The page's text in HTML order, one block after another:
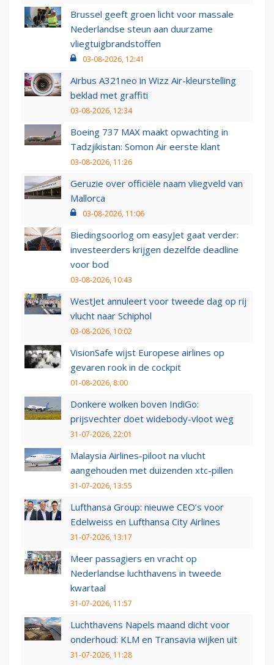
Brussel geeft groen licht voor massale
Nederlandse steun aan duurzame
vliegtuigbrandstoffen
03-08-2026, 12:41
Airbus A321neo in Wizz Air-kleurstelling
beklad met graffiti
03-08-2026, 12:34
Boeing 737 MAX maakt opwachting in
Tadzjikistan: Somon Air eerste klant
03-08-2026, 11:26
Geruzie over officiële naam vliegveld van
Mallorca
03-08-2026, 11:06
Biedingsoorlog om easyJet gaat verder:
investeerders krijgen dezelfde deadline
voor bod
03-08-2026, 10:43
WestJet annuleert voor tweede dag op rij
vlucht naar Schiphol
03-08-2026, 10:02
VisionSafe wijst Europese airlines op
gevaren rook in de cockpit
01-08-2026, 8:00
Donkere wolken boven IndiGo:
prijsvechter doet widebody-vloot weg
31-07-2026, 22:01
Malaysia Airlines-piloot na vlucht
aangehouden met duizenden xtc-pillen
31-07-2026, 13:55
Lufthansa Group: nieuwe CEO’s voor
Edelweiss en Lufthansa City Airlines
31-07-2026, 13:17
Meer passagiers en vracht op
Nederlandse luchthavens in tweede
kwartaal
31-07-2026, 11:57
Luchthavens Napels maand dicht voor
onderhoud: KLM en Transavia wijken uit
31-07-2026, 11:28